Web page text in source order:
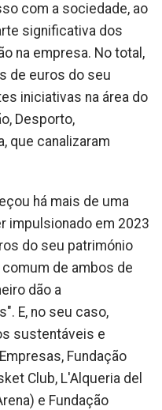
com a sociedade, ao
significativa dos
na empresa. No total,
de euros do seu
iniciativas na área do
Desporto,
que canalizaram
há mais de uma
impulsionado em 2023
do seu património
de ambos de
dão a
E, no seu caso,
sustentáveis ​​e
Fundação
Club, L'Alqueria del
e Fundação